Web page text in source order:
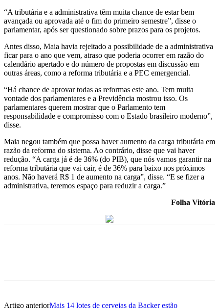
“A tributária e a administrativa têm muita chance de estar bem
avançada ou aprovada até o fim do primeiro semestre”, disse o
parlamentar, após ser questionado sobre prazos para os projetos.
Antes disso, Maia havia rejeitado a possibilidade de a administrativa
ficar para o ano que vem, atraso que poderia ocorrer em razão do
calendário apertado e do número de propostas em discussão em
outras áreas, como a reforma tributária e a PEC emergencial.
“Há chance de aprovar todas as reformas este ano. Tem muita
vontade dos parlamentares e a Previdência mostrou isso. Os
parlamentares querem mostrar que o Parlamento tem
responsabilidade e compromisso com o Estado brasileiro moderno”,
disse.
Maia negou também que possa haver aumento da carga tributária em
razão da reforma do sistema. Ao contrário, disse que vai haver
redução. “A carga já é de 36% (do PIB), que nós vamos garantir na
reforma tributária que vai cair, é de 36% para baixo nos próximos
anos. Não haverá R$ 1 de aumento na carga”, disse. “E se fizer a
administrativa, teremos espaço para reduzir a carga.”
Folha Vitória
Artigo anteriorMais 14 lotes de cervejas da Backer estão